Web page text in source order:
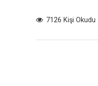
7126 Kişi Okudu